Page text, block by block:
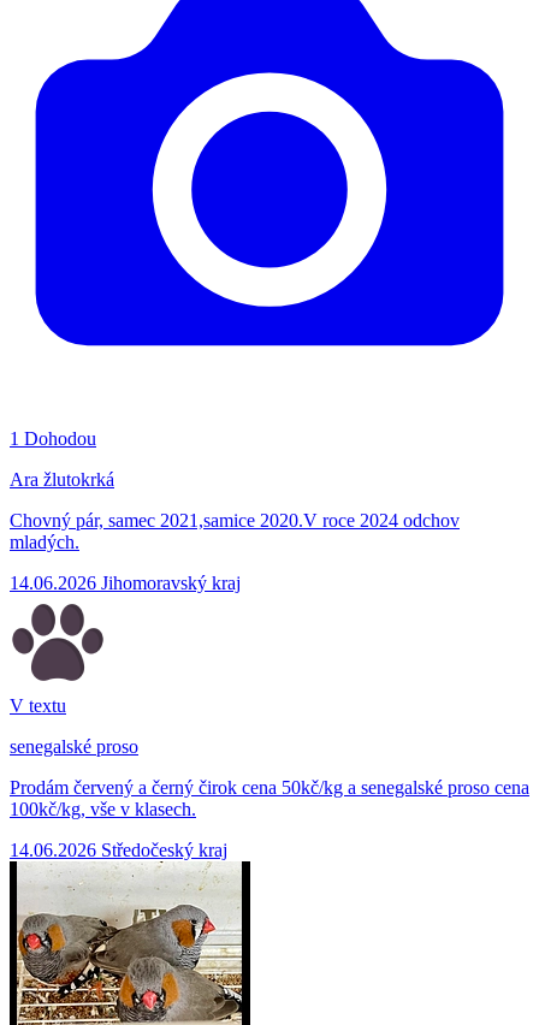
1 Dohodou
Ara žlutokrká
Chovný pár, samec 2021,samice 2020.V roce 2024 odchov
mladých.
14.06.2026 Jihomoravský kraj
V textu
senegalské proso
Prodám červený a černý čirok cena 50kč/kg a senegalské proso cena
100kč/kg, vše v klasech.
14.06.2026 Středočeský kraj